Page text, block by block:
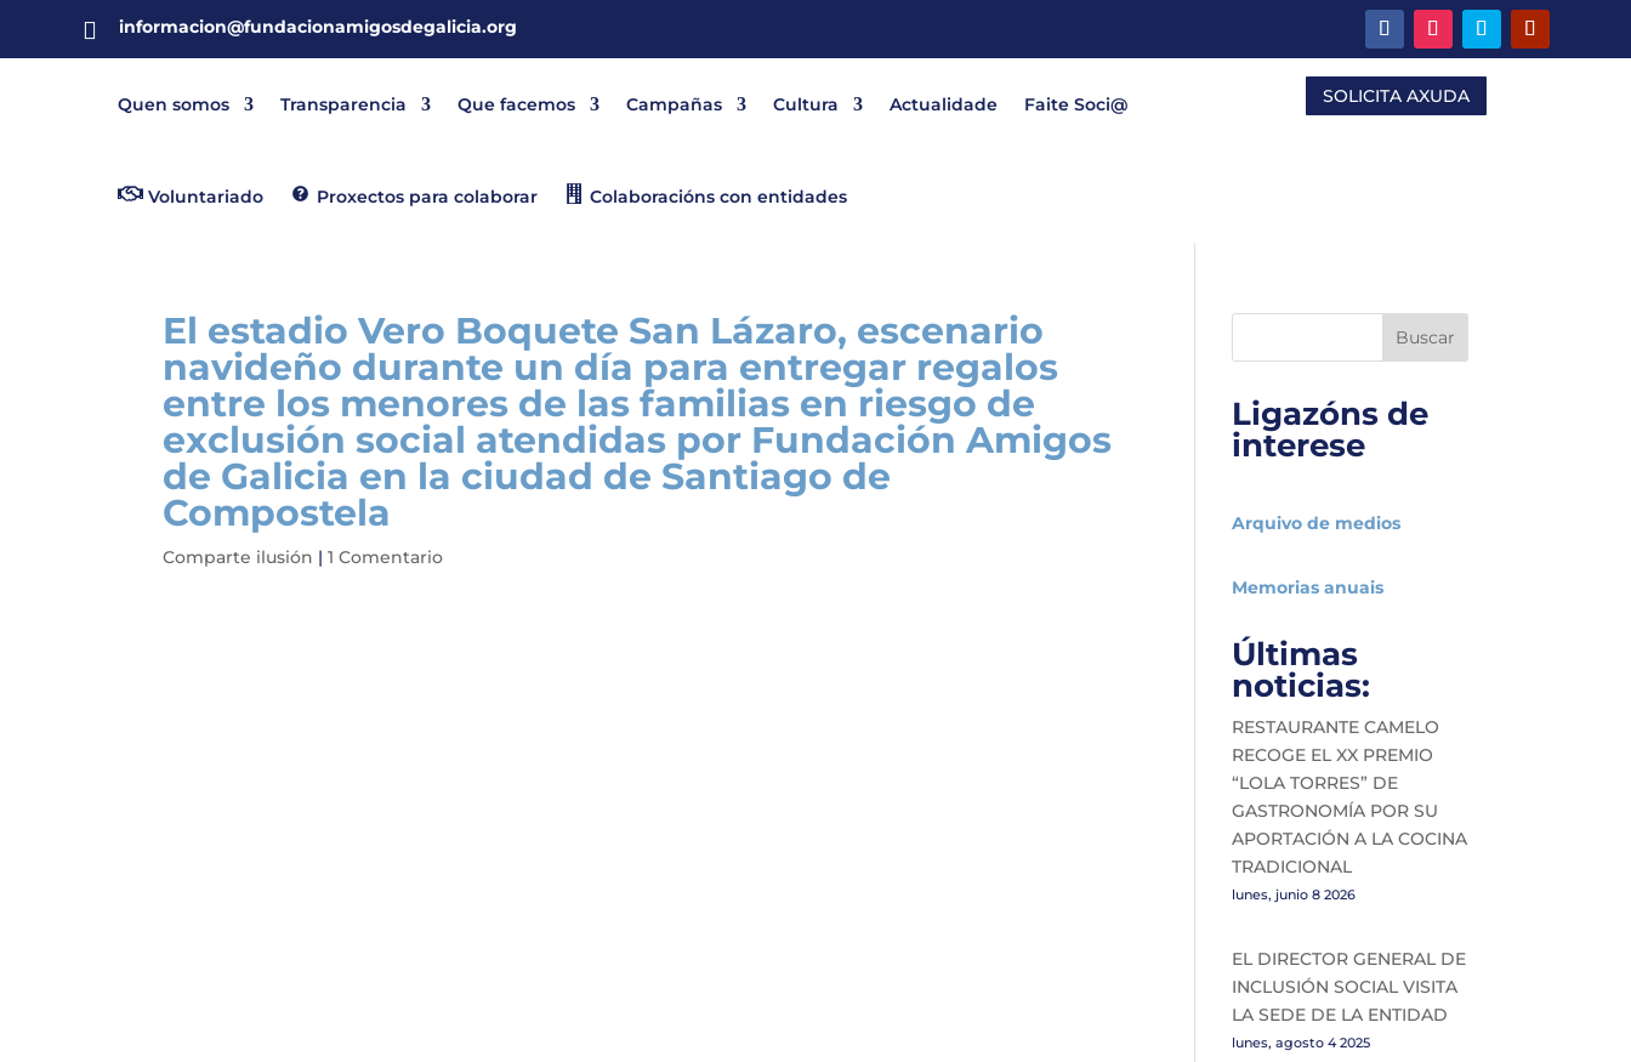
 informacion@fundacionamigosdegalicia.org
Quen somos Transparencia Que facemos Campañas Cultura Actualidade Faite Soci@
Voluntariado Proxectos para colaborar Colaboracións con entidades
SOLICITA AXUDA
El estadio Vero Boquete San Lázaro, escenario
navideño durante un día para entregar regalos
entre los menores de las familias en riesgo de
exclusión social atendidas por Fundación Amigos
de Galicia en la ciudad de Santiago de
Compostela
Comparte ilusión |1 Comentario
Buscar
Ligazóns de
interese
Arquivo de medios
Memorias anuais
Últimas
noticias:
RESTAURANTE CAMELO
RECOGE EL XX PREMIO
“LOLA TORRES” DE
GASTRONOMÍA POR SU
APORTACIÓN A LA COCINA
TRADICIONAL
lunes, junio 8 2026
EL DIRECTOR GENERAL DE
INCLUSIÓN SOCIAL VISITA
LA SEDE DE LA ENTIDAD
lunes, agosto 4 2025